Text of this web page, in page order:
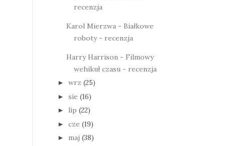
recenzja
Karol Mierzwa - Białkowe
roboty - recenzja
Harry Harrison - Filmowy
wehikuł czasu - recenzja
► wrz (25)
► sie (16)
► lip (22)
► cze (19)
► maj (38)